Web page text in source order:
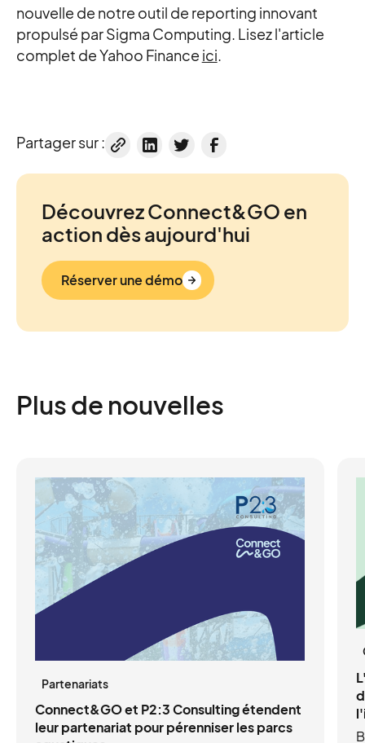
nouvelle de notre outil de reporting innovant
propulsé par Sigma Computing. Lisez l'article
complet de Yahoo Finance ici.
Partager sur :
Découvrez Connect&GO en
action dès aujourd'hui
Réserver une démo
Plus de nouvelles
Partenariats
Connect&GO et P2:3 Consulting étendent
leur partenariat pour pérenniser les parcs